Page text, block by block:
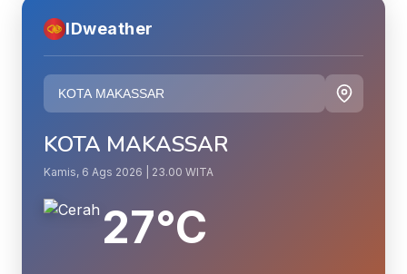
IDweather
KOTA MAKASSAR
Kamis, 6 Ags 2026 | 23.00 WITA
27°C